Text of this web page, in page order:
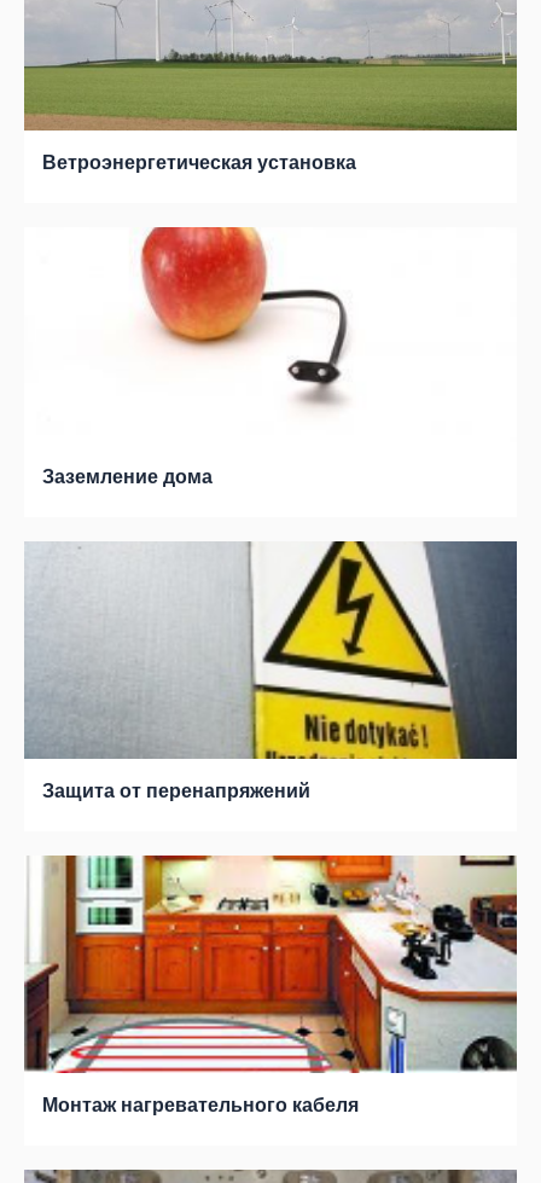
Ветроэнергетическая установка
Заземление дома
Защита от перенапряжений
Монтаж нагревательного кабеля